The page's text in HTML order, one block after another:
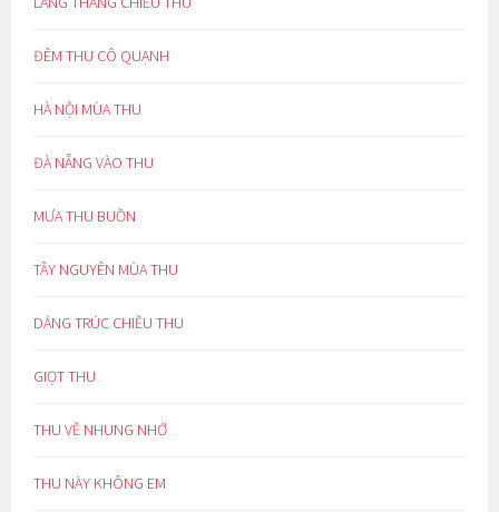
ĐÊM THU CÔ QUẠNH
HÀ NỘI MÙA THU
ĐÀ NẴNG VÀO THU
MƯA THU BUỒN
TÂY NGUYÊN MÙA THU
DÁNG TRÚC CHIỀU THU
GIỌT THU
THU VỀ NHUNG NHỚ
THU NÀY KHÔNG EM